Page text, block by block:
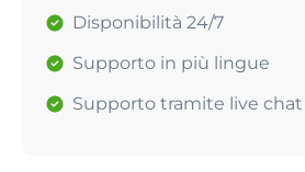
Disponibilità 24/7
Supporto in più lingue
Supporto tramite live chat